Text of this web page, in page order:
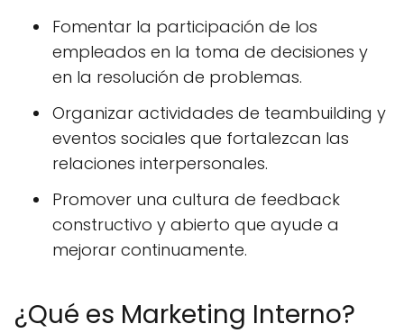
Fomentar la participación de los
empleados en la toma de decisiones y
en la resolución de problemas.
Organizar actividades de teambuilding y
eventos sociales que fortalezcan las
relaciones interpersonales.
Promover una cultura de feedback
constructivo y abierto que ayude a
mejorar continuamente.
¿Qué es Marketing Interno?